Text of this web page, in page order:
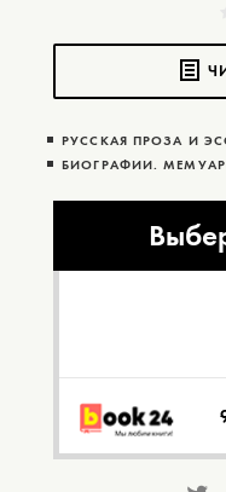
РУССКАЯ ПРОЗА И
БИОГРАФИИ.